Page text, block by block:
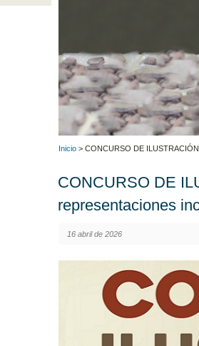
Inicio > CONCURSO DE
CONCURSO DE
representaciones
16 abril de 2026